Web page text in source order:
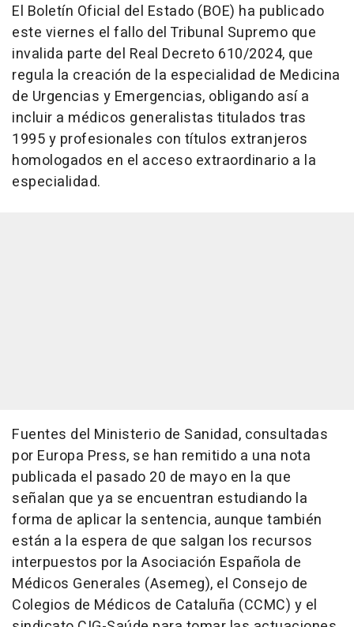
El Boletín Oficial del Estado (BOE) ha publicado
este viernes el fallo del Tribunal Supremo que
invalida parte del Real Decreto 610/2024, que
regula la creación de la especialidad de Medicina
de Urgencias y Emergencias, obligando así a
incluir a médicos generalistas titulados tras
1995 y profesionales con títulos extranjeros
homologados en el acceso extraordinario a la
especialidad.
Fuentes del Ministerio de Sanidad, consultadas
por Europa Press, se han remitido a una nota
publicada el pasado 20 de mayo en la que
señalan que ya se encuentran estudiando la
forma de aplicar la sentencia, aunque también
están a la espera de que salgan los recursos
interpuestos por la Asociación Española de
Médicos Generales (Asemeg), el Consejo de
Colegios de Médicos de Cataluña (CCMC) y el